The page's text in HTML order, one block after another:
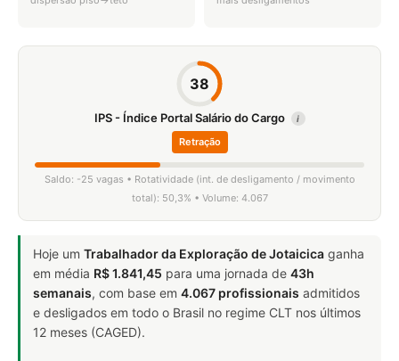
38
IPS - Índice Portal Salário do Cargo i
Retração
Saldo: -25 vagas • Rotatividade (int. de desligamento / movimento
total): 50,3% • Volume: 4.067
Hoje um Trabalhador da Exploração de Jotaicica ganha
em média R$ 1.841,45 para uma jornada de 43h
semanais, com base em 4.067 profissionais admitidos
e desligados em todo o Brasil no regime CLT nos últimos
12 meses (CAGED).